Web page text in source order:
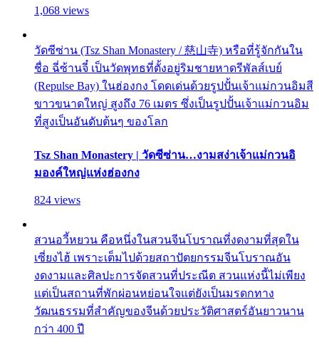
1,068 views
วัดซีซ่าน (Tsz Shan Monastery / 慈山寺) หรือที่รู้จักกันใน
ชื่อ ฉี่ซ้านจี๋ เป็นวัดพุทธที่ตั้งอยู่ริมชายหาดรีพัลส์เบย์
(Repulse Bay) ในฮ่องกง โดดเด่นด้วยรูปปั้นเจ้าแม่กวนอิมสี
ขาวขนาดใหญ่ สูงถึง 76 เมตร ซึ่งเป็นรูปปั้นเจ้าแม่กวนอิม
ที่สูงเป็นอันดับต้นๆ ของโลก
Tsz Shan Monastery | วัดซีซ่าน…งามสง่าเจ้าแม่กวนอิ
มองค์ใหญ่แห่งฮ่องกง
824 views
สวนอวี้หยวน คือหนึ่งในสวนจีนโบราณที่งดงามที่สุดใน
เซี่ยงไฮ้ เพราะเต็มไปด้วยสถาปัตยกรรมจีนโบราณอัน
งดงามและศิลปะการจัดสวนที่ประณีต สวนแห่งนี้ไม่เพียง
แต่เป็นสถานที่พักผ่อนหย่อนใจแต่ยังเป็นมรดกทาง
วัฒนธรรมที่สำคัญของจีนด้วยประวัติศาสตร์อันยาวนาน
กว่า 400 ปี